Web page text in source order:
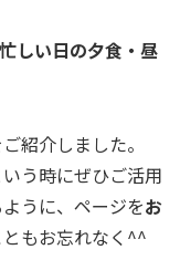
忙しい日の夕食・昼
紹介しました。
う時にぜひご活用
うに、ページをお
もお忘れなく^^